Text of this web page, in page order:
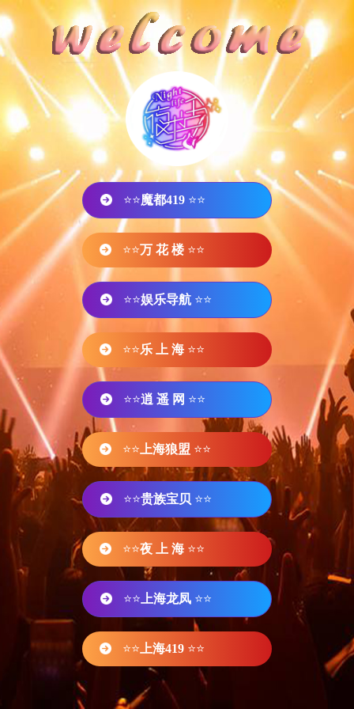
⭐⭐魔都419 ⭐⭐
⭐⭐万 花 楼 ⭐⭐
⭐⭐娱乐导航 ⭐⭐
⭐⭐乐 上 海 ⭐⭐
⭐⭐逍 遥 网 ⭐⭐
⭐⭐ 上海狼盟 ⭐⭐
⭐⭐贵族宝贝 ⭐⭐
⭐⭐夜 上 海 ⭐⭐
⭐⭐ 上海龙凤 ⭐⭐
⭐⭐ 上海419 ⭐⭐